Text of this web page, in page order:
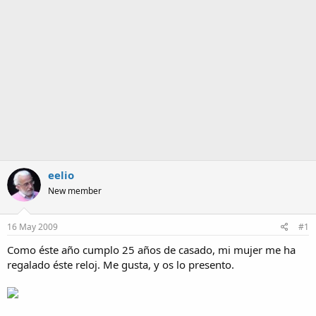
eelio
New member
16 May 2009 #1
Como éste año cumplo 25 años de casado, mi mujer me ha
regalado éste reloj. Me gusta, y os lo presento.